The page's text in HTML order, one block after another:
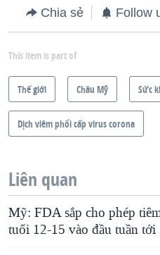
Chia sẻ Follow
This item is part of
Thế giới Châu Mỹ Sức
Dịch viêm phổi cấp virus corona
Liên quan
Mỹ: FDA sắp cho phép
tuổi 12-15 vào đầu tuần tới